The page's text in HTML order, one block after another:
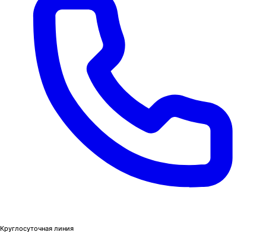
Круглосуточная линия